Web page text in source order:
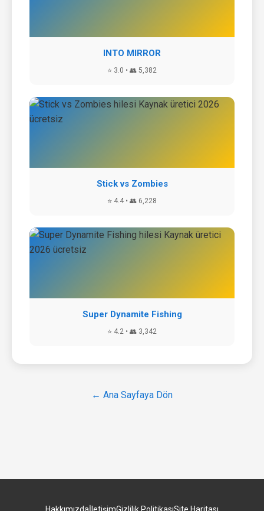
INTO MIRROR
⭐ 3.0 • 👥 5,382
Stick vs Zombies
⭐ 4.4 • 👥 6,228
Super Dynamite Fishing
⭐ 4.2 • 👥 3,342
← Ana Sayfaya Dön